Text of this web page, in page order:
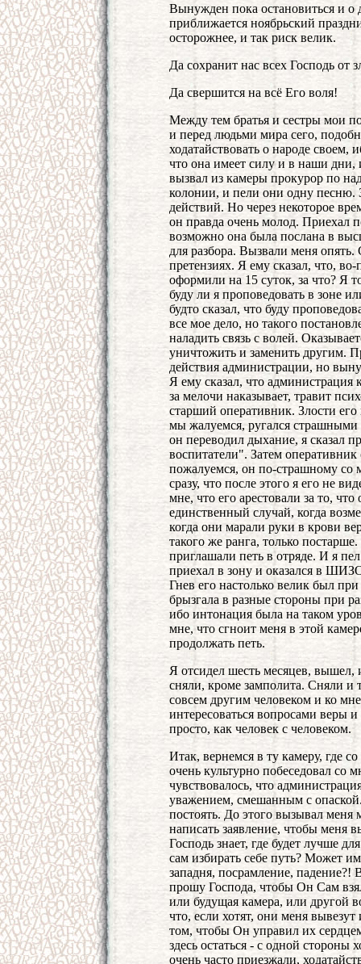
Вынужден пока остановиться и о
приближается ноябрьский
осторожнее, и так риск велик.
Да сохранит нас всех Господь от
Да свершится на всё Его воля!
Между тем братья и сестры мои
и перед людьми мира сего,
ходатайствовать о народе своем,
что она имеет силу и в наши
вызвал из камеры прокурор по
колонии, и пели они одну песню.
действий. Но через некоторое
он правда очень молод. Приехал
возможно она была послана в
для разбора. Вызвали меня
претензиях. Я ему сказал, что,
оформили на 15 суток, за что? Я
буду ли я проповедовать в зоне
будто сказал, что буду
все мое дело, но такого
наладить связь с волей.
уничтожить и заменить другим.
действия администрации, но
Я ему сказал, что администрация
за мелочи наказывает, травит
старший оперативник. Злости
мы жалуемся, ругался
он переводил дыхание, я сказал
воспитатели". Затем
пожалуемся, он по-страшному со
сразу, что после этого я его не
мне, что его арестовали за то,
единственный случай, когда
когда они марали руки в крови
такого же ранга, только
приглашали петь в отряде. И я
приехал в зону и оказался в
Гнев его настолько велик был
брызгала в разные стороны при
ибо интонация была на таком
мне, что сгноит меня в этой
продолжать петь.
Я отсидел шесть месяцев, вышел,
сняли, кроме замполита. Сняли
совсем другим человеком и ко
интересоваться вопросами веры
просто, как человек с человеком.
Итак, вернемся в ту камеру, где
очень культурно побеседовал со
чувствовалось, что
уважением, смешанным с
постоять. До этого вызывал
написать заявление, чтобы меня
Господь знает, где будет лучше
сам избирать себе путь? Может
западня, посрамление, падение?!
прошу Господа, чтобы Он Сам
или будущая камера, или другой
что, если хотят, они меня
том, чтобы Он управил их
здесь остаться - с одной стороны
очень часто приезжали,